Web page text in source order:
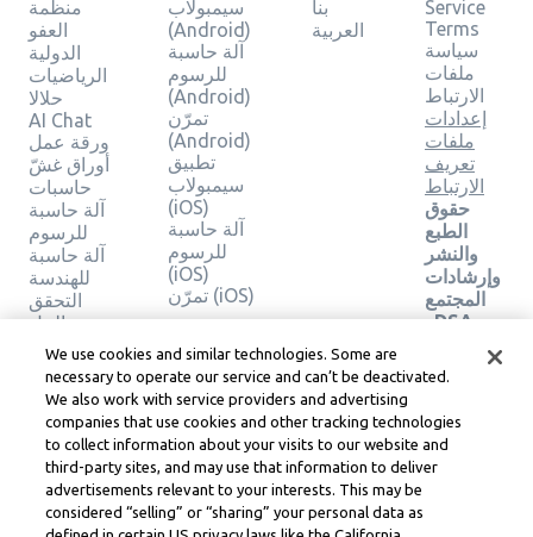
منظمة
العفو
الدولية
الرياضيات
حلالا
AI Chat
ورقة عمل
أوراق غشّ
حاسبات
آلة حاسبة
للرسوم
آلة حاسبة
للهندسة
التحقق
من الحل
سيمبولاب
(Android)
آلة حاسبة
للرسوم
(Android)
تمرّن
(Android)
تطبيق
سيمبولاب
(iOS)
آلة حاسبة
للرسوم
(iOS)
تمرّن (iOS)
بنا
العربية
Service
Terms
سياسة
ملفات
الارتباط
إعدادات
ملفات
تعريف
الارتباط
حقوق
الطبع
والنشر
وإرشادات
المجتمع
وDSA
القانونية
الأخرى
مركز
ليرنيو
القانوني
شروط
We use cookies and similar technologies. Some are
necessary to operate our service and can’t be deactivated.
We also work with service providers and advertising
companies that use cookies and other tracking technologies
to collect information about your visits to our website and
third-party sites, and may use that information to deliver
advertisements relevant to your interests. This may be
considered “selling” or “sharing” your personal data as